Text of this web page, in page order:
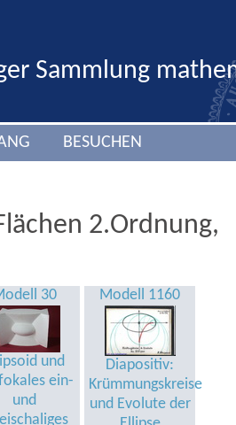
Sammlung
BESUCHEN
2.Ordnung,
30
und
ein-
und
Modell 1160
Diapositiv:
Krümmungskreise
und Evolute der